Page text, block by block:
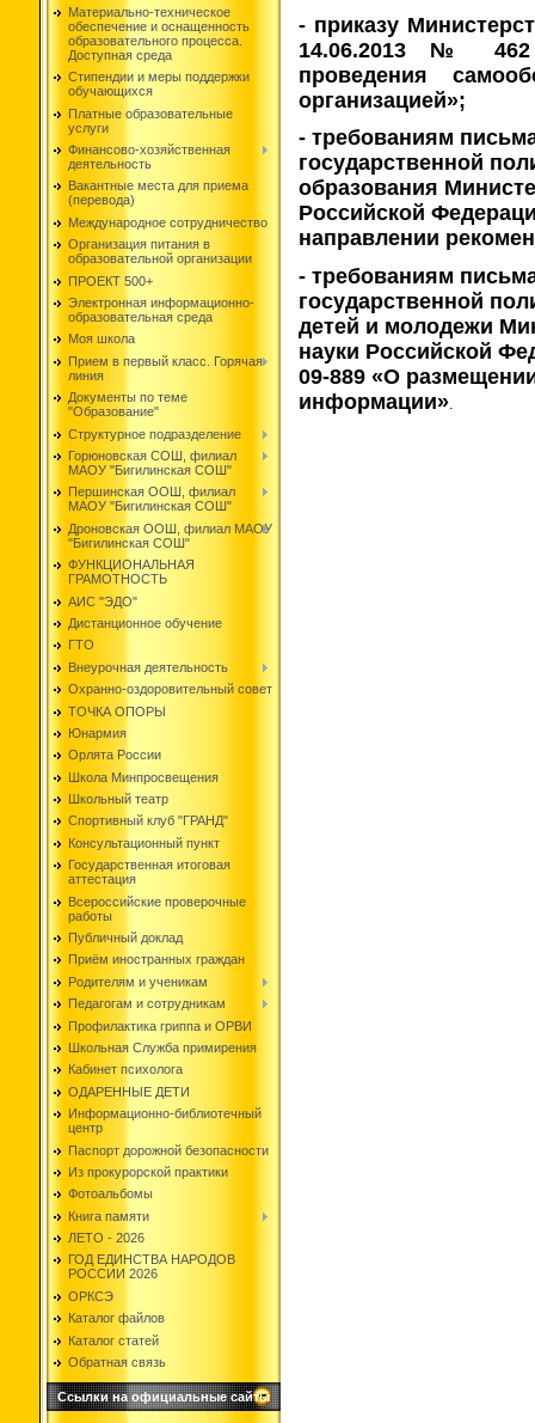
Материально-техническое
обеспечение и оснащенность
образовательного процесса.
Доступная среда
Стипендии и меры поддержки
обучающихся
Платные образовательные
услуги
Финансово-хозяйственная
деятельность
Вакантные места для приема
(перевода)
Международное сотрудничество
Организация питания в
образовательной организации
ПРОЕКТ 500+
Электронная информационно-
образовательная среда
Моя школа
Прием в первый класс. Горячая
линия
Документы по теме
"Образование"
Структурное подразделение
Горюновская СОШ, филиал
МАОУ "Бигилинская СОШ"
Першинская ООШ, филиал
МАОУ "Бигилинская СОШ"
Дроновская ООШ, филиал МАОУ
"Бигилинская СОШ"
ФУНКЦИОНАЛЬНАЯ
ГРАМОТНОСТЬ
АИС "ЭДО"
Дистанционное обучение
ГТО
Внеурочная деятельность
Охранно-оздоровительный совет
ТОЧКА ОПОРЫ
Юнармия
Орлята России
Школа Минпросвещения
Школьный театр
Спортивный клуб "ГРАНД"
Консультационный пункт
Государственная итоговая
аттестация
Всероссийские проверочные
работы
Публичный доклад
Приём иностранных граждан
Родителям и ученикам
Педагогам и сотрудникам
Профилактика гриппа и ОРВИ
Школьная Служба примирения
Кабинет психолога
ОДАРЕННЫЕ ДЕТИ
Информационно-библиотечный
центр
Паспорт дорожной безопасности
Из прокурорской практики
Фотоальбомы
Книга памяти
ЛЕТО - 2026
ГОД ЕДИНСТВА НАРОДОВ
РОССИИ 2026
ОРКСЭ
Каталог файлов
Каталог статей
Обратная связь
Ссылки на официальные сайты
- приказу
14.06.2013 № 462
проведения
организацией»;
- требованиям
государственной
образования
Российской
направлении
- требованиям
государственной
детей и молодежи
науки Российской
09-889 «О
информации»